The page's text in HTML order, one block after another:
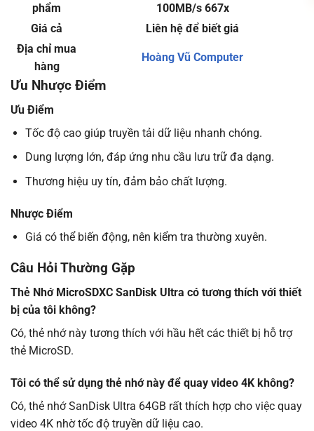
phẩm
100MB/s 667x
Giá cả
Liên hệ để biết giá
Địa chỉ mua
hàng
Hoàng Vũ Computer
Ưu Nhược Điểm
Ưu Điểm
Tốc độ cao giúp truyền tải dữ liệu nhanh chóng.
Dung lượng lớn, đáp ứng nhu cầu lưu trữ đa dạng.
Thương hiệu uy tín, đảm bảo chất lượng.
Nhược Điểm
Giá có thể biến động, nên kiểm tra thường xuyên.
Câu Hỏi Thường Gặp
Thẻ Nhớ MicroSDXC SanDisk Ultra có tương thích với thiết
bị của tôi không?
Có, thẻ nhớ này tương thích với hầu hết các thiết bị hỗ trợ
thẻ MicroSD.
Tôi có thể sử dụng thẻ nhớ này để quay video 4K không?
Có, thẻ nhớ SanDisk Ultra 64GB rất thích hợp cho việc quay
video 4K nhờ tốc độ truyền dữ liệu cao.